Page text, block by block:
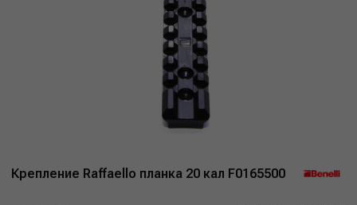
Крепление Raffaello планка 20 кал F0165500